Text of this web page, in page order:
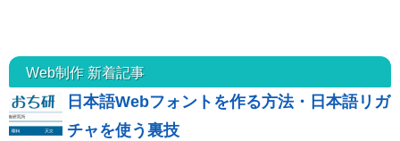
Web制作 新着記事
日本語Webフォントを作る方法・日本語リガ
チャを使う裏技